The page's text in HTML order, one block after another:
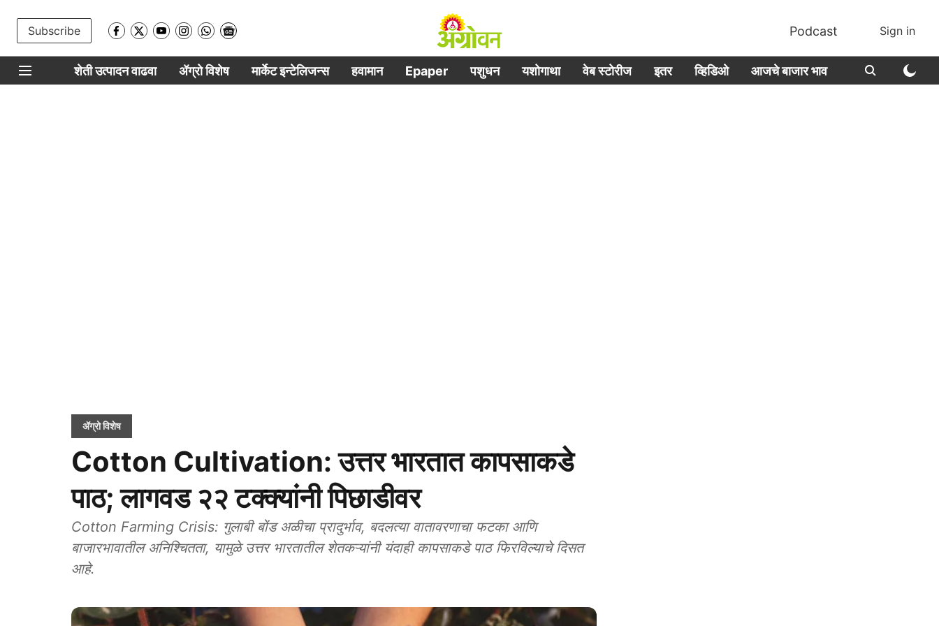
Subscribe Podcast Sign in
शेती उत्पादन वाढवा ॲग्रो विशेष मार्केट इन्टेलिजन्स हवामान Epaper पशुधन यशोगाथा वेब स्टोरीज इतर व्हिडिओ आजचे बाजार भाव
ॲग्रो विशेष
Cotton Cultivation: उत्तर भारतात कापसाकडे
पाठ; लागवड २२ टक्क्यांनी पिछाडीवर
Cotton Farming Crisis: गुलाबी बोंड अळीचा प्रादुर्भाव, बदलत्या वातावरणाचा फटका आणि
बाजारभावातील अनिश्चितता, यामुळे उत्तर भारतातील शेतकऱ्यांनी यंदाही कापसाकडे पाठ फिरविल्याचे दिसत
आहे.